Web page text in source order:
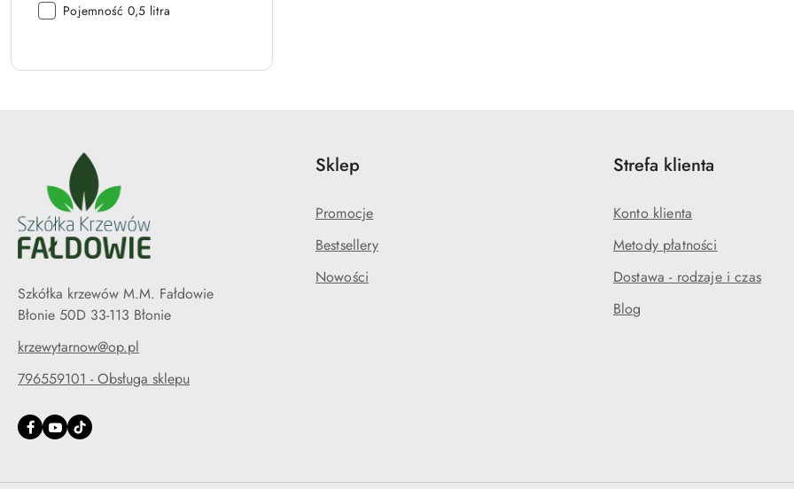
Doniczka:
Pojemność 0,5 litra
Szkółka krzewów M.M. Fałdowie
Błonie 50D 33-113 Błonie
krzewytarnow@op.pl
796559101 - Obsługa sklepu
Sklep
Promocje
Bestsellery
Nowości
Strefa klienta
Konto klienta
Metody płatności
Dostawa - rodzaje i czas
Blog